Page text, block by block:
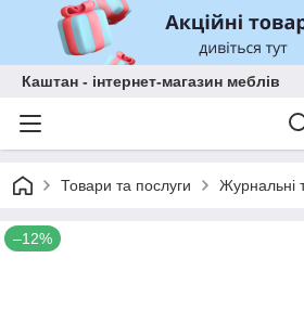
Каштан - інтернет-магазин меблів
Товари та послуги Журнальні
–12%